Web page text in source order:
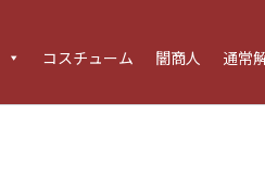
コスチューム 闇商人 通常